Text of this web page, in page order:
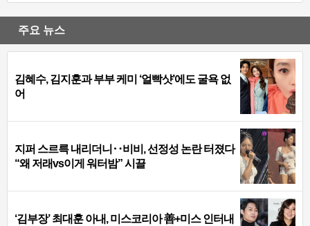
주요 뉴스
김혜수, 김지훈과 부부 케미 ‘얼빡샷’에도 굴욕 없
어
지퍼 스르륵 내리더니‥비비, 선정성 논란 터졌다
“왜 저래vs이게 워터밤” 시끌
‘김부장’ 최대훈 아내, 미스코리아 善+미스 인터내